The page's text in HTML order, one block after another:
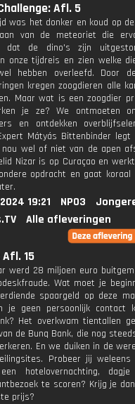
Afl. 5
was het donker en koud op
van de meteoriet die
dat de dino's zijn
onze tijdreis en zien welke
hebben overleefd. Door
kregen zoogdieren alle
Maar wat is een zoogdier
je ze? We ontmoeten
en ontdekken
Mátyás Bittenbinder
nou wel of niet van de apen
Nizar is op Curaçao en
opdracht en gaat koraal
19:21 NPO3
Alle afleveringen
Afl. 15
werd 28 miljoen euro
Wat moet je
spaargeld op deze
je geen persoonlijk contact
Het overkwam tientallen
de Bunq Bank, die nog
En we duiken in de
Probeer jij
hotelovernachting,
te scoren? Krijg je
prijs?